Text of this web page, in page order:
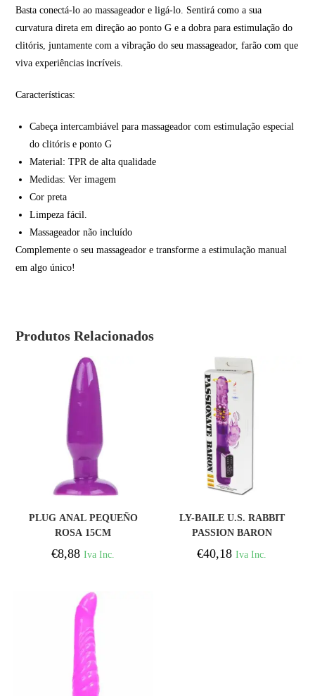
Basta conectá-lo ao massageador e ligá-lo. Sentirá como a sua
curvatura direta em direção ao ponto G e a dobra para estimulação do
clitóris, juntamente com a vibração do seu massageador, farão com que
viva experiências incríveis.
Características:
Cabeça intercambiável para massageador com estimulação especial
do clitóris e ponto G
Material: TPR de alta qualidade
Medidas: Ver imagem
Cor preta
Limpeza fácil.
Massageador não incluído
Complemente o seu massageador e transforme a estimulação manual
em algo único!
Produtos Relacionados
PLUG ANAL PEQUEÑO
ROSA 15CM
€8,88 Iva Inc.
LY-BAILE U.S. RABBIT
PASSION BARON
€40,18 Iva Inc.